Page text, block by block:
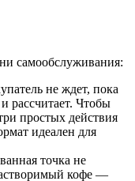
самообслуживания:
не ждет, пока
рассчитает. Чтобы
простых действия
идеален для
точка не
кофе —